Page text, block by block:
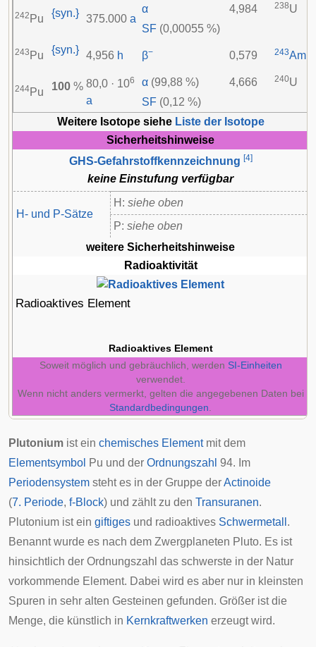
242 Pu {syn.} 375.000 a
α 4,984 238U
SF (0,00055 %)
243 Pu {syn.} 4,956 h β− 0,579 243Am
244Pu 100 % 80,0 · 106
a
α (99,88 %) 4,666 240U
SF (0,12 %)
Weitere Isotope siehe Liste der Isotope
Sicherheitshinweise
GHS-Gefahrstoffkennzeichnung [4]
keine Einstufung verfügbar
H- und P-Sätze
H: siehe oben
P: siehe oben
weitere Sicherheitshinweise
Radioaktivität
Radioaktives Element
Radioaktives Element
Soweit möglich und gebräuchlich, werden SI-Einheiten
verwendet.
Wenn nicht anders vermerkt, gelten die angegebenen Daten bei
Standardbedingungen
Plutonium ist ein chemisches Elementmit dem
Elementsymbol Pu und der Ordnungszahl 94. Im
Periodensystem steht es in der Gruppe derActinoide
(7. Periode, f-Block) und zählt zu den Transuranen.
Plutonium ist ein giftiges und radioaktives Schwermetall .
Benannt wurde es nach dem Zwergplaneten Pluto. Es ist
hinsichtlich der Ordnungszahl das schwerste in der Natur
vorkommende Element. Dabei wird es aber nur in kleinsten
Spuren in sehr alten Gesteinen gefunden. Größer ist die
Menge, die künstlich in Kernkraftwerken erzeugt wird.